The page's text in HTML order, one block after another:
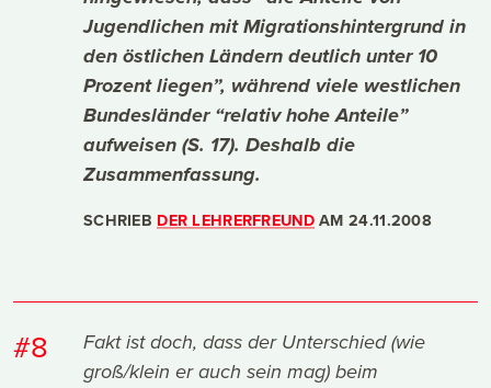
Jugendlichen mit Migrationshintergrund in
den östlichen Ländern deutlich unter 10
Prozent liegen”, während viele westlichen
Bundesländer “relativ hohe Anteile”
aufweisen (S. 17). Deshalb die
Zusammenfassung.
SCHRIEB DER LEHRERFREUNDAM24.11.2008
#8
Fakt ist doch, dass der Unterschied (wie
groß/klein er auch sein mag) beim